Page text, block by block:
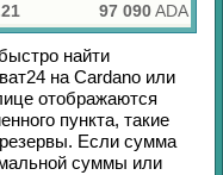
97 090ADA
найти
на Cardano или
отображаются
пункта, такие
Если сумма
суммы или